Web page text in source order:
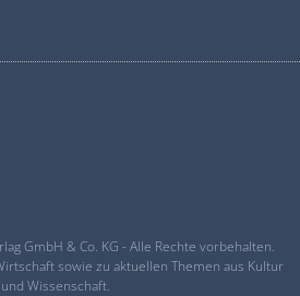
GmbH & Co. KG - Alle Rechte vorbehalten.
sowie zu aktuellen Themen aus Kultur
und Wissenschaft.